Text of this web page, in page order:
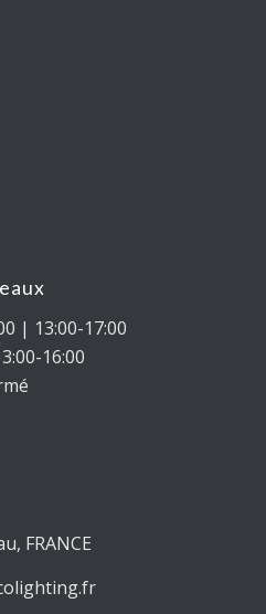
| 13:00-17:00
16:00
, FRANCE